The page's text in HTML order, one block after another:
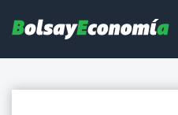
continuo, acciones de bolsa